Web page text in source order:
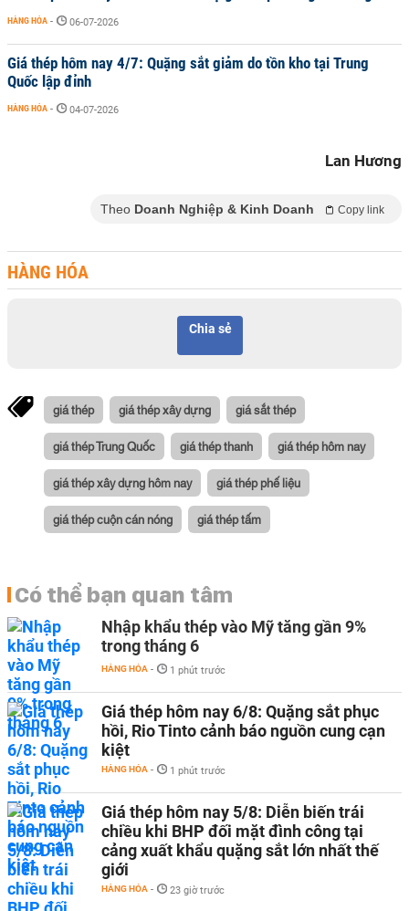
HÀNG HÓA - 06-07-2026
Giá thép hôm nay 4/7: Quặng sắt giảm do tồn kho tại Trung
Quốc lập đỉnh
HÀNG HÓA - 04-07-2026
Lan Hương
Theo Doanh Nghiệp & Kinh Doanh Copy link
HÀNG HÓA
Chia sẻ
giá thép giá thép xây dựng giá sắt thép
giá thép Trung Quốc giá thép thanh giá thép hôm nay
giá thép xây dựng hôm nay giá thép phế liệu
giá thép cuộn cán nóng giá thép tấm
Có thể bạn quan tâm
Nhập khẩu thép vào Mỹ tăng gần 9%
trong tháng 6
HÀNG HÓA - 1 phút trước
Giá thép hôm nay 6/8: Quặng sắt phục
hồi, Rio Tinto cảnh báo nguồn cung cạn
kiệt
HÀNG HÓA - 1 phút trước
Giá thép hôm nay 5/8: Diễn biến trái
chiều khi BHP đối mặt đình công tại
cảng xuất khẩu quặng sắt lớn nhất thế
giới
HÀNG HÓA - 23 giờ trước